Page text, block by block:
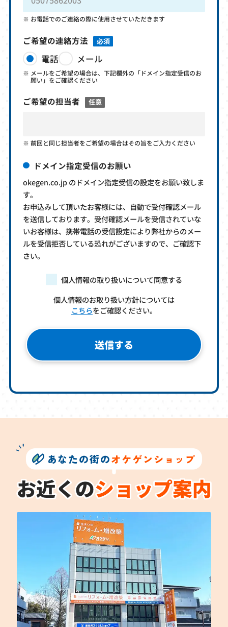
お電話でのご連絡の際に使用させていただきます
ご希望の連絡方法 必須
電話 メール
メールをご希望の場合は、下記欄外の「ドメイン指定受信のお
願い」をご確認ください
ご希望の担当者 任意
前回と同じ担当者をご希望の場合はその旨をご入力ください
ドメイン指定受信のお願い
okegen.co.jp のドメイン指定受信の設定をお願い致しま
す。
お申込みして頂いたお客様には、自動で受付確認メール
を送信しております。受付確認メールを受信されていな
いお客様は、携帯電話の受信設定により弊社からのメー
ルを受信拒否している恐れがございますので、ご確認下
さい。
個人情報の取り扱いについて同意する
個人情報のお取り扱い方針については
こちらをご確認ください。
あなたの街のオケゲンショップ